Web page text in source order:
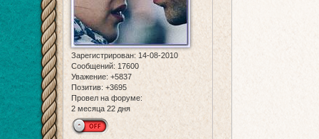
Зарегистрирован: 14-08-2010
Сообщений: 17600
Уважение: +5837
Позитив: +3695
Провел на форуме:
2 месяца 22 дня